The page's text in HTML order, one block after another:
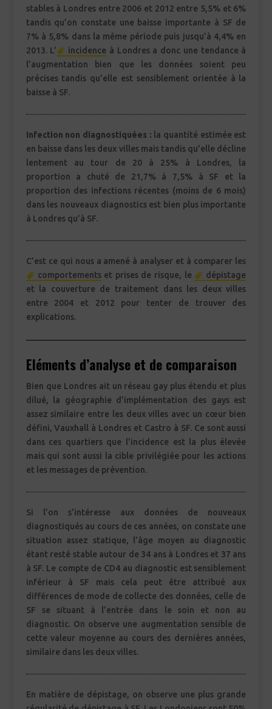
stables à Londres entre 2006 et 2012 entre 5,5% et 6%
tandis qu’on constate une baisse importante à SF de
7% à 5,8% dans la même période puis jusqu’à 4,4% en
2013. L’
incidence à Londres a donc une tendance à
l’augmentation bien que les données soient peu
précises tandis qu’elle est sensiblement orientée à la
baisse à SF.
Infection non diagnostiquées : la quantité estimée est
en baisse dans les deux villes mais tandis qu’elle décline
lentement au tour de 20 à 25% à Londres, la
proportion a chuté de 21,7% à 7,5% à SF et la
proportion des infections récentes (moins de 6 mois)
dans les nouveaux diagnostics est bien plus importante
à Londres qu’à SF.
C’est ce qui nous a amené à analyser et à comparer les
comportementset prises de risque, le
dépistage
et la couverture de traitement dans les deux villes
entre 2004 et 2012 pour tenter de trouver des
explications.
Eléments d’analyse et de comparaison
Bien que Londres ait un réseau gay plus étendu et plus
dilué, la géographie d’implémentation des gays est
assez similaire entre les deux villes avec un cœur bien
défini, Vauxhall à Londres et Castro à SF. Ce sont aussi
dans ces quartiers que l’incidence est la plus élevée
mais qui sont aussi la cible privilégiée pour les actions
et les messages de prévention.
Si l’on s’intéresse aux données de nouveaux
diagnostiqués au cours de ces années, on constate une
situation assez statique, l’âge moyen au diagnostic
étant resté stable autour de 34 ans à Londres et 37 ans
à SF. Le compte de CD4 au diagnostic est sensiblement
inférieur à SF mais cela peut être attribué aux
différences de mode de collecte des données, celle de
SF se situant à l’entrée dans le soin et non au
diagnostic. On observe une augmentation sensible de
cette valeur moyenne au cours des dernières années,
similaire dans les deux villes.
En matière de dépistage, on observe une plus grande